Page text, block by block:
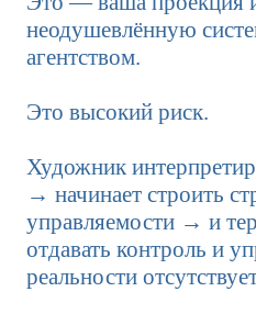
неодушевлённую
агентством.
Это высокий риск.
Художник
→ начинает строить
управляемости → и
отдавать контроль и
реальности